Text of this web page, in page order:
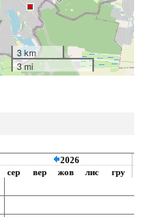
3 km
3 mi
2026
сер
вер жов лис гру